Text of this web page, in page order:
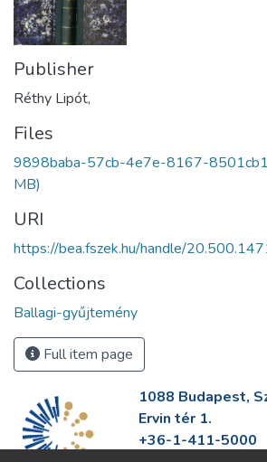
Publisher
Réthy Lipót,
Files
9898baba-57cb-4e7e-8167-
MB)
URI
https://bea.fszek.hu/handle/
Collections
Ballagi-gyűjtemény
Full item page
1088 Budapest,
Ervin tér 1.
+36-1-411-5000